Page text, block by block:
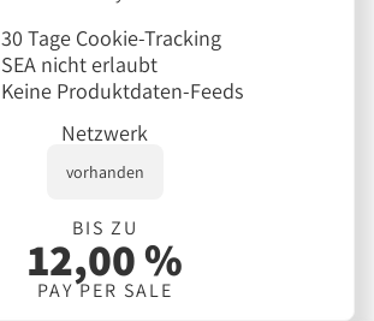
30 Tage Cookie-Tracking
SEA nicht erlaubt
Keine Produktdaten-Feeds
Netzwerk
vorhanden
BIS ZU
12,00 %
PAY PER SALE